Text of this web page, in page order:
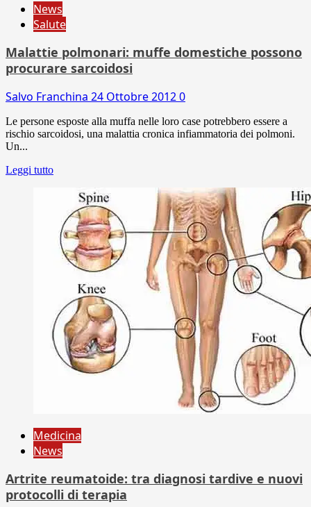
News
Salute
Malattie polmonari: muffe domestiche possono
procurare sarcoidosi
Salvo Franchina 24 Ottobre 20120
Le persone esposte alla muffa nelle loro case potrebbero essere a
rischio sarcoidosi, una malattia cronica infiammatoria dei polmoni.
Un...
Leggi tutto
Medicina
News
Artrite reumatoide: tra diagnosi tardive e nuovi
protocolli di terapia